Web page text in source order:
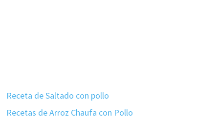
Receta de Saltado con pollo
Recetas de Arroz Chaufa con Pollo